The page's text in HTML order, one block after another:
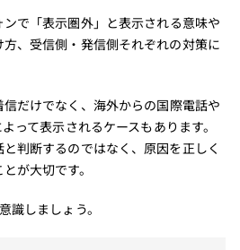
で「表示圏外」と表示される意味や
、受信側・発信側それぞれの対策に
信だけでなく、海外からの国際電話や
って表示されるケースもあります。
判断するのではなく、原因を正しく
が大切です。
識しましょう。